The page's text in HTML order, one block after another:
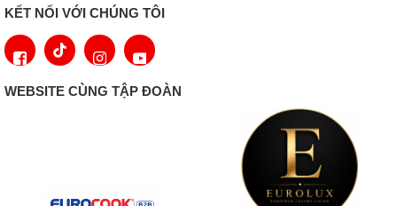
KẾT NỐI VỚI CHÚNG TÔI
WEBSITE CÙNG TẬP ĐOÀN